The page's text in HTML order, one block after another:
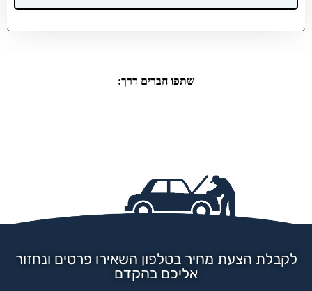
שתפו חברים דרך:
לקבלת הצעת מחיר בטלפון השאירו פרטים ונחזור
אליכם בהקדם